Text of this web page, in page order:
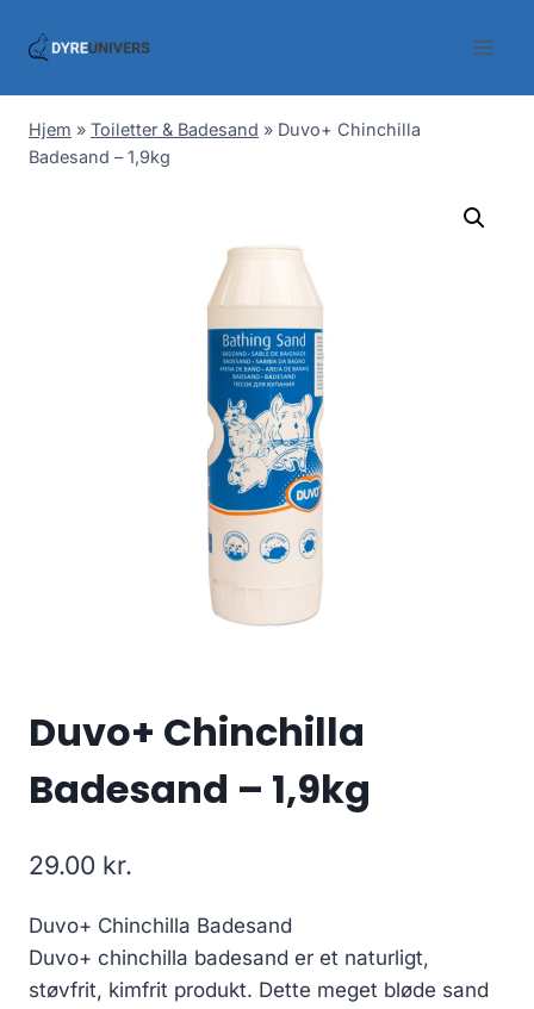
Hjem » Toiletter & Badesand » Duvo+ Chinchilla
Badesand – 1,9kg
Duvo+ Chinchilla
Badesand – 1,9kg
29.00 kr.
Duvo+ Chinchilla Badesand
Duvo+ chinchilla badesand er et naturligt,
støvfrit, kimfrit produkt. Dette meget bløde sand